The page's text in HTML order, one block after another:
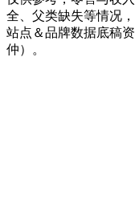
全、父类缺失等情况
站点＆品牌数据底稿
仲）。